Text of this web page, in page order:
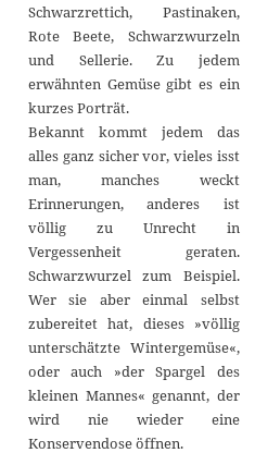
Schwarzrettich, Pastinaken,
Rote Beete, Schwarzwurzeln
und Sellerie. Zu jedem
erwähnten Gemüse gibt es ein
kurzes Porträt.
Bekannt kommt jedem das
alles ganz sicher vor, vieles isst
man, manches weckt
Erinnerungen, anderes ist
völlig zu Unrecht in
Vergessenheit geraten.
Schwarzwurzel zum Beispiel.
Wer sie aber einmal selbst
zubereitet hat, dieses »völlig
unterschätzte Wintergemüse«,
oder auch »der Spargel des
kleinen Mannes« genannt, der
wird nie wieder eine
Konservendose öffnen.